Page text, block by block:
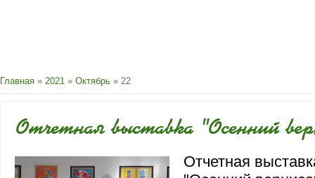
Главная » 2021 » Октябрь » 22
Отчетная выставка "Осенний
Отчетная